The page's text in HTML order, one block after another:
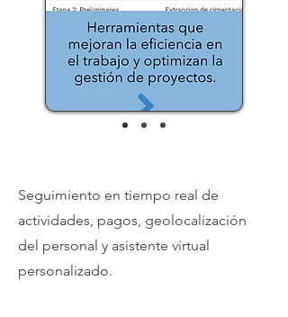
Seguimiento en tiempo real de
actividades, pagos, geolocalización
del personal y asistente virtual
personalizado.